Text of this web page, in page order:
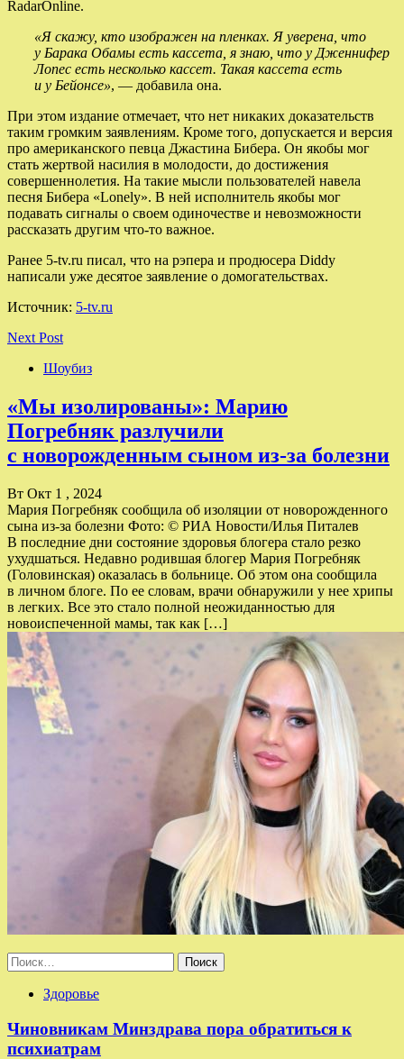
RadarOnline.
«Я скажу, кто изображен на пленках. Я уверена, что
у Барака Обамы есть кассета, я знаю, что у Дженнифер
Лопес есть несколько кассет. Такая кассета есть
и у Бейонсе», — добавила она.
При этом издание отмечает, что нет никаких доказательств
таким громким заявлениям. Кроме того, допускается и версия
про американского певца Джастина Бибера. Он якобы мог
стать жертвой насилия в молодости, до достижения
совершеннолетия. На такие мысли пользователей навела
песня Бибера «Lonely». В ней исполнитель якобы мог
подавать сигналы о своем одиночестве и невозможности
рассказать другим что-то важное.
Ранее 5-tv.ru писал, что на рэпера и продюсера Diddy
написали уже десятое заявление о домогательствах.
Источник: 5-tv.ru
Next Post
Шоубиз
«Мы изолированы»: Марию
Погребняк разлучили
с новорожденным сыном из-за болезни
Вт Окт 1 , 2024
Мария Погребняк сообщила об изоляции от новорожденного
сына из-за болезни Фото: © РИА Новости/Илья Питалев
В последние дни состояние здоровья блогера стало резко
ухудшаться. Недавно родившая блогер Мария Погребняк
(Головинская) оказалась в больнице. Об этом она сообщила
в личном блоге. По ее словам, врачи обнаружили у нее хрипы
в легких. Все это стало полной неожиданностью для
новоиспеченной мамы, так как […]
Найти:
Здоровье
Чиновникам Минздрава пора обратиться к
психиатрам